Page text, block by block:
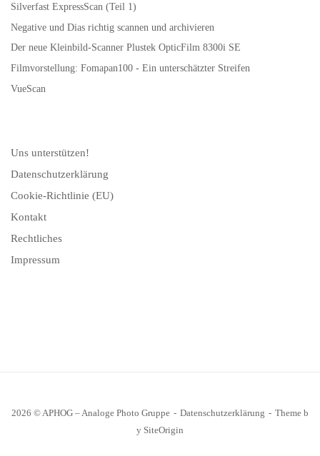
Silverfast ExpressScan (Teil 1)
Negative und Dias richtig scannen und archivieren
Der neue Kleinbild-Scanner Plustek OpticFilm 8300i SE
Filmvorstellung: Fomapan100 - Ein unterschätzter Streifen
VueScan
Uns unterstützen!
Datenschutzerklärung
Cookie-Richtlinie (EU)
Kontakt
Rechtliches
Impressum
2026 © APHOG – Analoge Photo Gruppe Datenschutzerklärung
Theme b
y SiteOrigin